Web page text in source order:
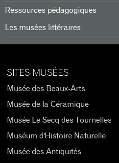
Ressources pédagogiques
Les musées littéraires
SITES MUSÉES
Musée des Beaux-Arts
Musée de la Céramique
Musée Le Secq des Tournelles
Muséum d'Histoire Naturelle
Musée des Antiquités